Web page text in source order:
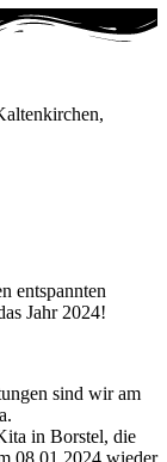
entspannten
Jahr 2024!
sind wir am
in Borstel, die
08.01.2024 wieder